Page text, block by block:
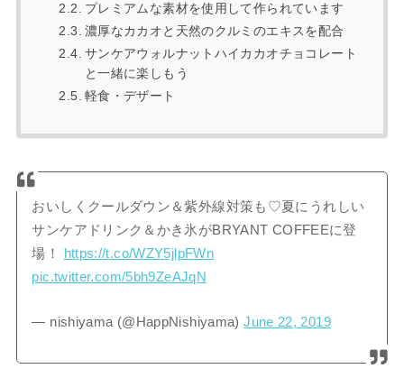
プレミアムな素材を使用して作られています
濃厚なカカオと天然のクルミのエキスを配合
サンケアウォルナットハイカカオチョコレート
と一緒に楽しもう
軽食・デザート
おいしくクールダウン＆紫外線対策も♡夏にうれしい
サンケアドリンク＆かき氷がBRYANT COFFEEに登
場！
https://t.co/WZY5jlpFWn
pic.twitter.com/5bh9ZeAJqN
— nishiyama (@HappNishiyama)June 22, 2019